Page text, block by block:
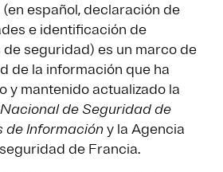
(en español, declaración de
e identificación de
seguridad) es un marco de
de la información que ha
y mantenido actualizado la
de Seguridad de
de Informacióny la Agencia
de Francia.